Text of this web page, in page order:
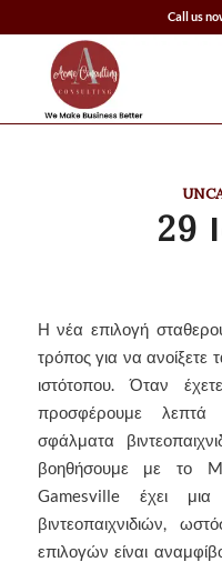
Call us
29
Η νέα επιλογή
τρόπος για να ανοίξετε
ιστότοπου. Όταν
προσφέρουμε
σφάλματα
βοηθήσουμε με το
Gamesville έχει
βιντεοπαιχνιδιών,
επιλογών είναι